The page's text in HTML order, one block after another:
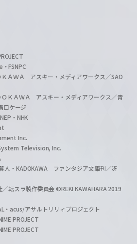
FSNPC
ＡＷＡ アスキー・メディアワークス／SAO
ＫＡＷＡ アスキー・メディアワークス／青
口ケージ
・NHK
Inc.
Television, Inc.
・KADOKAWA ファンタジア文庫刊／冴
転スラ製作委員会 ©REKI KAWAHARA 2019
・acus/アサルトリリィプロジェクト
PROJECT
PROJECT